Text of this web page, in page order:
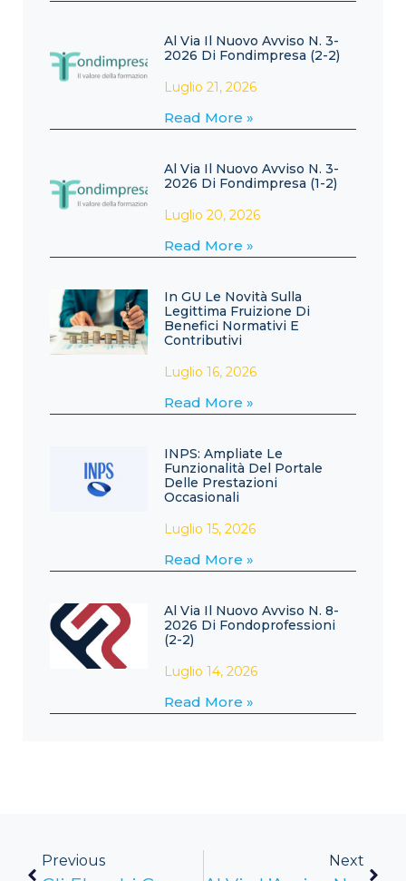
Al Via Il Nuovo Avviso N. 3-
2026 Di Fondimpresa (2-2)
Luglio 21, 2026
Read More »
Al Via Il Nuovo Avviso N. 3-
2026 Di Fondimpresa (1-2)
Luglio 20, 2026
Read More »
In GU Le Novità Sulla
Legittima Fruizione Di
Benefici Normativi E
Contributivi
Luglio 16, 2026
Read More »
INPS: Ampliate Le
Funzionalità Del Portale
Delle Prestazioni
Occasionali
Luglio 15, 2026
Read More »
Al Via Il Nuovo Avviso N. 8-
2026 Di Fondoprofessioni
(2-2)
Luglio 14, 2026
Read More »
Previous Next